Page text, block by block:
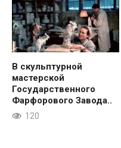
В скульптурной
мастерской
Государственного
Фарфорового Завода..
120